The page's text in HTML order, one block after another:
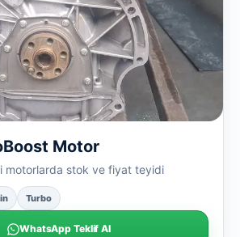
Motor
motorlarda stok ve fiyat teyidi
Turbo
WhatsApp Teklif Al